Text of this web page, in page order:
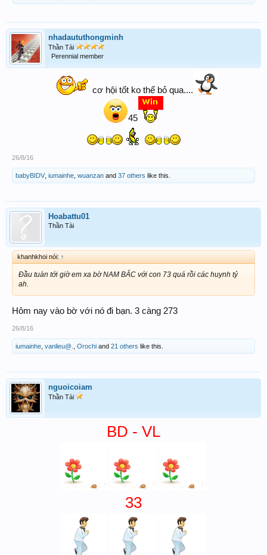
nhadaututhongminh
Thần Tài
Perennial member
cơ hội tốt ko thể bỏ qua....
45
26/8/16
babyBIDV iumainhe wuanzan and 37 others like this.
Hoabattu01
Thần Tài
khanhkhoi nói: ↑
Đầu tuàn tới giờ em xa bờ NAM BẮC với con 73 quá rồi các huynh tỷ
ah.
Hôm nay vào bờ với nó đi bạn. 3 càng 273
26/8/16
iumainhe vanlieu@. Orochi and 21 others like this.
nguoicoiam
Thần Tài
BD - VL
33